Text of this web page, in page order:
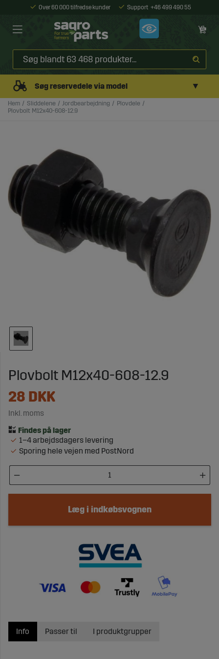
Over 60 000 tilfredse kunder Support +46 499 490 55
Søg reservedele via model ▼
Hem Sliddelene Jordbearbejdning
Plovdele
Plovbolt M12x40-608-12.9
Plovbolt M12x40-608-12.9
28 DKK
Inkl. moms
1–4 arbejdsdagers levering
Sporing hele vejen med PostNord
Læg i indkøbsvognen
Info Passer til I produktgrupper